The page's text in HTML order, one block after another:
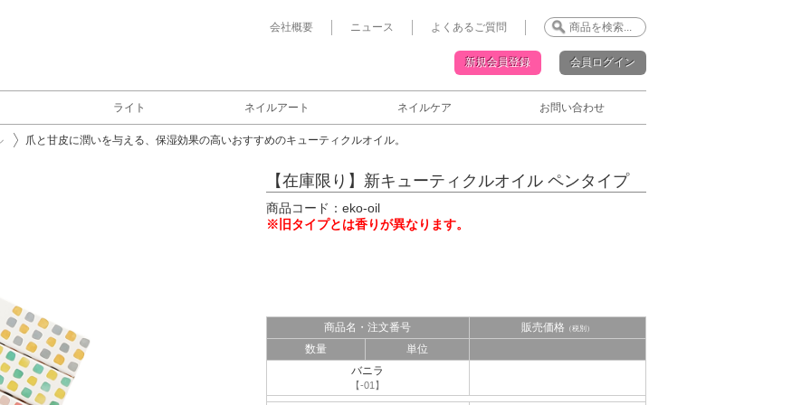
会社概要 ニュース よくあるご質問
ライト ネイルアート ネイルケア お問い合わせ
新規会員登録 会員ログイン
爪と甘皮に潤いを与える、保湿効果の高いおすすめのキューティクルオイル。
【在庫限り】新キューティクルオイル ペンタイプ
商品コード：eko-oil
※旧タイプとは香りが異なります。
商品名・注文番号 販売価格 （税別）
数量
単位
バニラ
【-01】